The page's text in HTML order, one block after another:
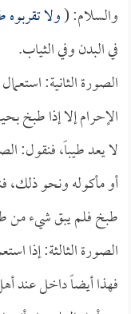
والسلام: (ولا تقربوه
في البدن وفي الثياب.
الصورة الثانية:
الإحرام إلا إذا طبخ
لا يعد طيباً، فنقول:
أو مأكوله ونحو ذلك،
طبخ فلم يبق شيء من
الصورة الثالثة: إذا
فهذا أيضاً داخل عند